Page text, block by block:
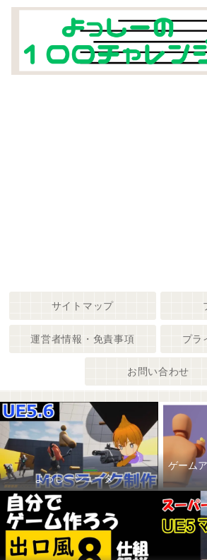
サイトマップ
運営者情報・免責事項 プラ
お問い合わせ
よっしーシューター
ゲーム